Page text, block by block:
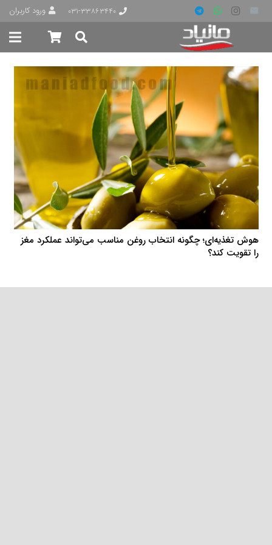
۰۳۱-۳۳۸۶۳۴۴۰ ورود کاربران
هوش تغذیه‌ای؛ چگونه انتخاب روغن مناسب می‌تواند عملکرد مغز
را تقویت کند؟